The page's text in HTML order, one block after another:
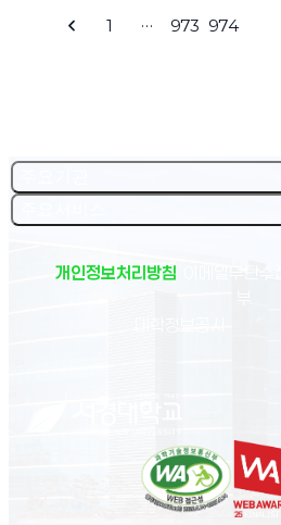
이전 페이지
1 … 973 974
개인정보처리방침